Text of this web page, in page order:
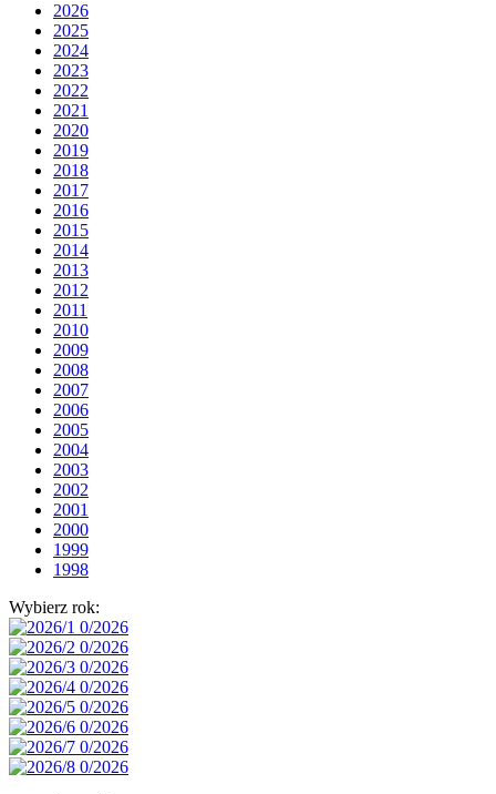
2026
2025
2024
2023
2022
2021
2020
2019
2018
2017
2016
2015
2014
2013
2012
2011
2010
2009
2008
2007
2006
2005
2004
2003
2002
2001
2000
1999
1998
Wybierz rok: